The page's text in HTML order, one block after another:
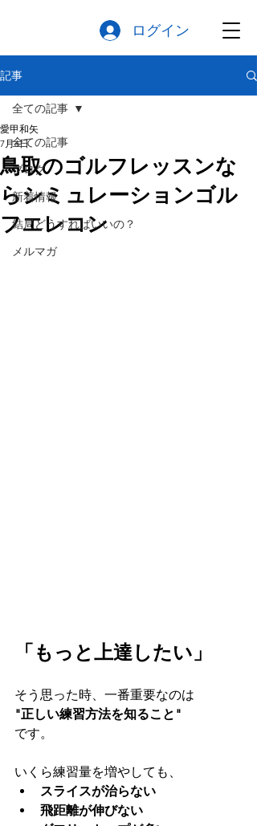
ログイン
記事
全ての記事
ブログ
新着情報
結局どうすればいいの？
メルマガ
全ての記事
鳥取のゴルフレッスンな
らシミュレーションゴル
フエレコン
愛甲和矢
7月6日
「もっと上達したい」
そう思った時、一番重要なのは
"正しい練習方法を知ること"
です。
いくら練習量を増やしても、
スライスが治らない
飛距離が伸びない